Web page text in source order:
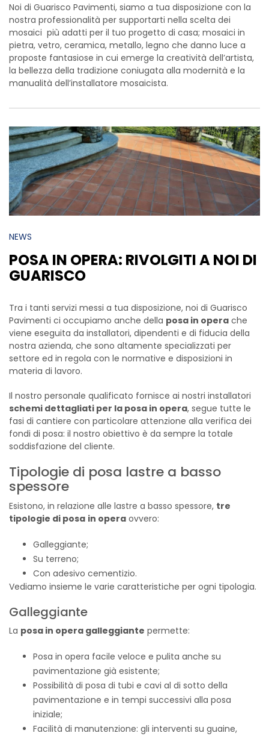
Noi di Guarisco Pavimenti, siamo a tua disposizione con la
nostra professionalità per supportarti nella scelta dei
mosaici più adatti per il tuo progetto di casa; mosaici in
pietra, vetro, ceramica, metallo, legno che danno luce a
proposte fantasiose in cui emerge la creatività dell’artista,
la bellezza della tradizione coniugata alla modernità e la
manualità dell’installatore mosaicista.
NEWS
POSA IN OPERA: RIVOLGITI A NOI DI
GUARISCO
Tra i tanti servizi messi a tua disposizione, noi di Guarisco
Pavimenti ci occupiamo anche della posa in opera che
viene eseguita da installatori, dipendenti e di fiducia della
nostra azienda, che sono altamente specializzati per
settore ed in regola con le normative e disposizioni in
materia di lavoro.
Il nostro personale qualificato fornisce ai nostri installatori
schemi dettagliati per la posa in opera, segue tutte le
fasi di cantiere con particolare attenzione alla verifica dei
fondi di posa: il nostro obiettivo è da sempre la totale
soddisfazione del cliente.
Tipologie di posa lastre a basso
spessore
Esistono, in relazione alle lastre a basso spessore, tre
tipologie di posa in opera ovvero:
Galleggiante;
Su terreno;
Con adesivo cementizio.
Vediamo insieme le varie caratteristiche per ogni tipologia.
Galleggiante
La posa in opera galleggiante permette:
Posa in opera facile veloce e pulita anche su
pavimentazione già esistente;
Possibilità di posa di tubi e cavi al di sotto della
pavimentazione e in tempi successivi alla posa
iniziale;
Facilità di manutenzione: gli interventi su guaine,